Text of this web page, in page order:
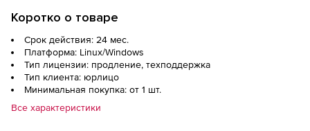
Коротко о товаре
Срок действия: 24 мес.
Платформа: Linux/Windows
Тип лицензии: продление, техподдержка
Тип клиента: юрлицо
Минимальная покупка: от 1 шт.
Все характеристики